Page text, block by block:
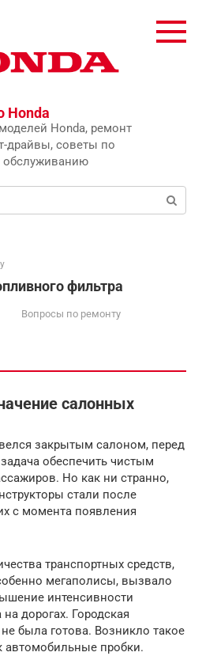
Honda
Honda, ремонт
драйвы, советы по
обслуживанию
фильтра
Вопросы по ремонту
салонных
закрытым салоном, перед
обеспечить чистым
Но как ни странно,
стали после
с момента появления
транспортных средств,
мегаполисы, вызвало
интенсивности
дорогах. Городская
была готова. Возникло такое
автомобильные пробки.